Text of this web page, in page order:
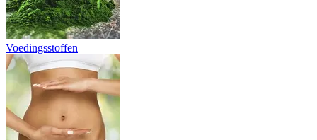
Voedingsstoffen